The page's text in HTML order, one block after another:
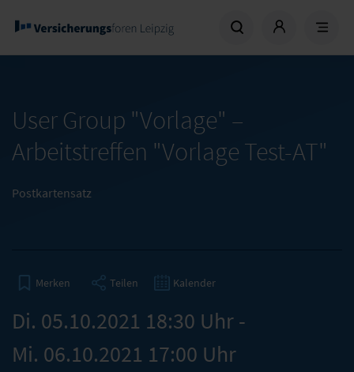
User Group "Vorlage" –
Arbeitstreffen "Vorlage Test-AT"
Postkartensatz
Merken Teilen Kalender
Di. 05.10.2021 18:30 Uhr -
Mi. 06.10.2021 17:00 Uhr